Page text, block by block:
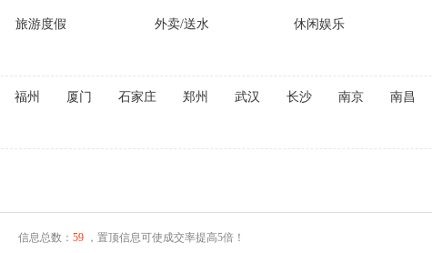
旅游度假 外卖/送水 休闲娱乐
福州 厦门 石家庄 郑州 武汉 长沙 南京 南昌
信息总数： 59，置顶信息可使成交率提高5倍！